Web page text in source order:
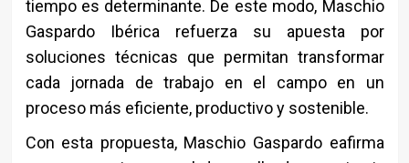
tiempo es determinante. De este modo, Maschio
Gaspardo Ibérica refuerza su apuesta por
soluciones técnicas que permitan transformar
cada jornada de trabajo en el campo en un
proceso más eficiente, productivo y sostenible.
Con esta propuesta, Maschio Gaspardo eafirma